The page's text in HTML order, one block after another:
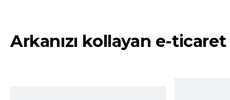
Arkanızı kollayan e-ticaret